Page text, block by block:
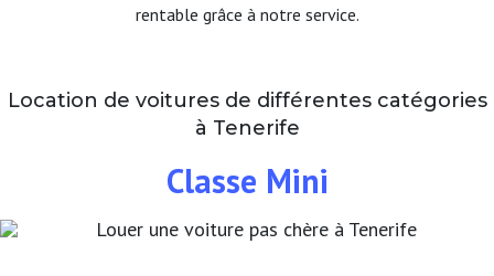
rentable grâce à notre service.
Location de voitures de différentes catégories
à Tenerife
Classe Mini